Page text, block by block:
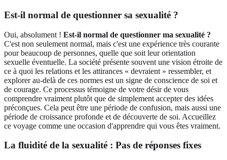
Est-il normal de questionner sa sexualité ?
Oui, absolument ! Est-il normal de questionner ma sexualité ?
C'est non seulement normal, mais c'est une expérience très courante
pour beaucoup de personnes, quelle que soit leur orientation
sexuelle éventuelle. La société présente souvent une vision étroite de
ce à quoi les relations et les attirances « devraient » ressembler, et
explorer au-delà de ces normes est un signe de conscience de soi et
de courage. Ce processus témoigne de votre désir de vous
comprendre vraiment plutôt que de simplement accepter des idées
préconçues. Cela peut être une période de confusion, mais aussi une
période de croissance profonde et de découverte de soi. Accueillez
ce voyage comme une occasion d'apprendre qui vous êtes vraiment.
La fluidité de la sexualité : Pas de réponses fixes